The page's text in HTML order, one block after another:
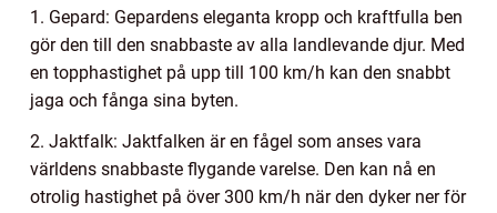
1. Gepard: Gepardens eleganta kropp och kraftfulla ben
gör den till den snabbaste av alla landlevande djur. Med
en topphastighet på upp till 100 km/h kan den snabbt
jaga och fånga sina byten.
2. Jaktfalk: Jaktfalken är en fågel som anses vara
världens snabbaste flygande varelse. Den kan nå en
otrolig hastighet på över 300 km/h när den dyker ner för